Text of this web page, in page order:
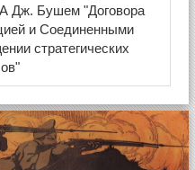
Дж. Бушем "Договора
и Соединенными
стратегических